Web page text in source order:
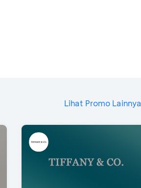
Lihat Promo Lainnya